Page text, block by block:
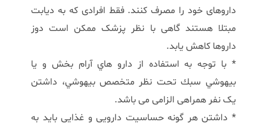
داروهای خود را مصرف کنند. فقط افرادی که به دیابت
مبتلا هستند گاهی با نظر پزشک ممکن است دوز
داروها کاهش یابد.
* با توجه به استفاده از دارو هاي آرام بخش و يا
بيهوشي سبك تحت نظر متخصص بيهوشي، داشتن
یک نفر همراهی الزامی می باشد.
* داشتن هر گونه حساسیت دارویی و غذایی باید به